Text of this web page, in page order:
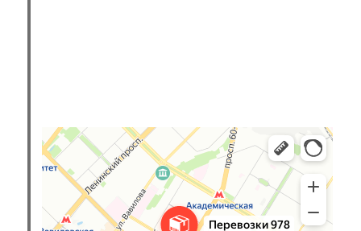
Перевозки 978
Перевозка негабаритных грузов в Москве
Автомобильные грузоперевозки в Москве